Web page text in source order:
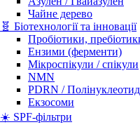
Чайне дерево
🧬 Біотехнології та інновації
Пробіотики,
Ензими (ферменти)
Мікроспікули / спікули
NMN
PDRN /
Екзосоми
☀️ SPF-фільтри